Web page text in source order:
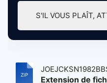
S'IL VOUS PLAÎT,
Extension de